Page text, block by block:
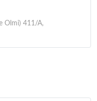
Olmi) 411/A,